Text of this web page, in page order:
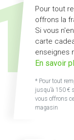
Pour tout
offrons la
Si vous
carte
enseignes
En savoir
* Pour tout
jusqu’à 150 €
vous offrons
magasin